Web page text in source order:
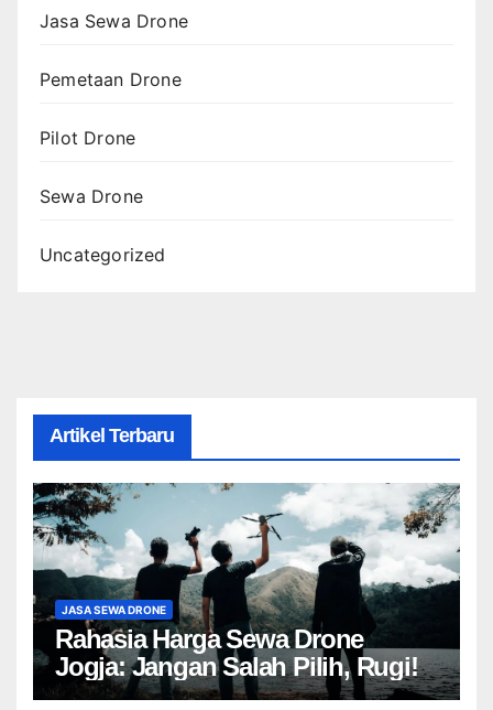
Jasa Sewa Drone
Pemetaan Drone
Pilot Drone
Sewa Drone
Uncategorized
Artikel Terbaru
JASA SEWA DRONE
Rahasia Harga Sewa Drone
Jogja: Jangan Salah Pilih, Rugi!